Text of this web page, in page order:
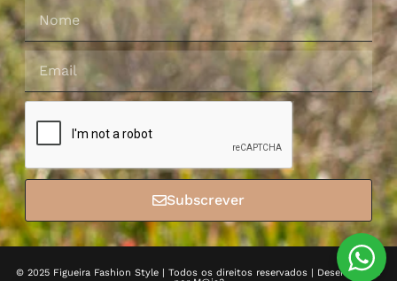
Subscrever
© 2025 Figueira Fashion Style | Todos os direitos reservados | Desenvolvido